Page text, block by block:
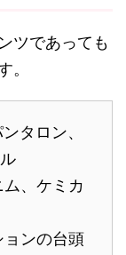
ツであっても
。
タロン、
、ケミカ
ョンの台頭